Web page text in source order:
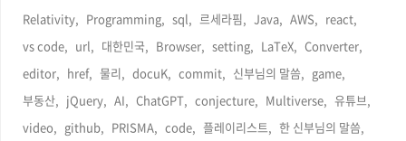
Relativity, Programming, sql, 르세라핌, Java, AWS, react,
vs code, url, 대한민국, Browser, setting, LaTeX, Converter,
editor, href, 물리, docuK, commit, 신부님의 말씀, game,
부동산, jQuery, AI, ChatGPT, conjecture, Multiverse, 유튜브,
video, github, PRISMA, code, 플레이리스트, 한 신부님의 말씀,